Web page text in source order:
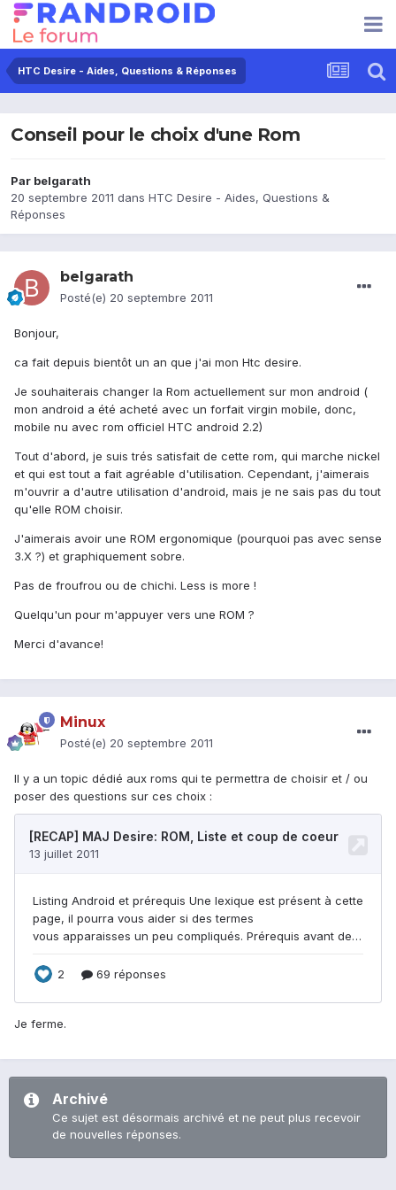
HTC Desire - Aides, Questions & Réponses
Conseil pour le choix d'une Rom
Par belgarath
20 septembre 2011 dans HTC Desire - Aides, Questions &
Réponses
belgarath
Posté(e) 20 septembre 2011
Bonjour,
ca fait depuis bientôt un an que j'ai mon Htc desire.
Je souhaiterais changer la Rom actuellement sur mon android (
mon android a été acheté avec un forfait virgin mobile, donc,
mobile nu avec rom officiel HTC android 2.2)
Tout d'abord, je suis trés satisfait de cette rom, qui marche nickel
et qui est tout a fait agréable d'utilisation. Cependant, j'aimerais
m'ouvrir a d'autre utilisation d'android, mais je ne sais pas du tout
qu'elle ROM choisir.
J'aimerais avoir une ROM ergonomique (pourquoi pas avec sense
3.X ?) et graphiquement sobre.
Pas de froufrou ou de chichi. Less is more !
Quelqu'un pour m'appuyer vers une ROM ?
Merci d'avance!
Minux
Posté(e) 20 septembre 2011
Il y a un topic dédié aux roms qui te permettra de choisir et / ou
poser des questions sur ces choix :
Je ferme.
Archivé
Ce sujet est désormais archivé et ne peut plus recevoir
de nouvelles réponses.